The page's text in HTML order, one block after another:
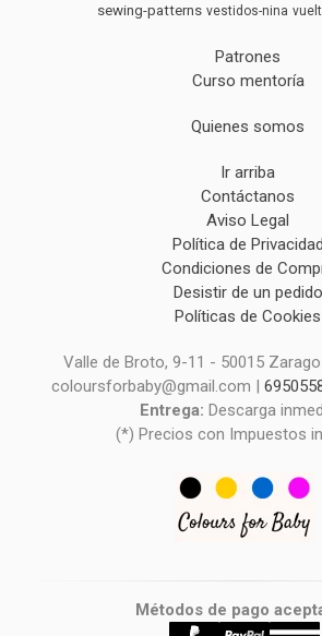
sewing-patterns vestidos-nina
Patrones
Curso mentoría
Quienes somos
Ir arriba
Contáctanos
Aviso Legal
Política de Privacidad
Condiciones de
Desistir de un pedido
Políticas de Cookies
Valle de Broto, 9-11 - 50015
coloursforbaby@gmail.com |
Entrega: Descarga
(*) Precios con Impuestos
Métodos de pago